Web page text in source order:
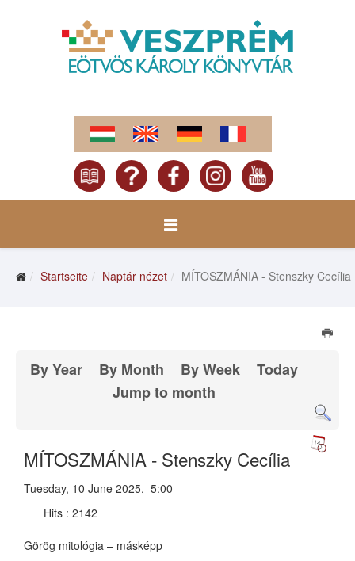
Startseite Naptár nézet MÍTOSZMÁNIA - Stenszky Cecília
By Year By Month By Week
Today
Jump to month
MÍTOSZMÁNIA - Stenszky Cecília
Tuesday, 10 June 2025, 5:00
Hits : 2142
Görög mitológia – másképp